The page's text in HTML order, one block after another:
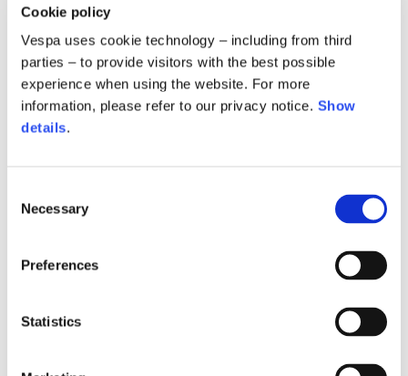
Cookie policy
Vespa uses cookie technology – including from third
parties – to provide visitors with the best possible
experience when using the website. For more
information, please refer to our privacy notice. Show
details.
Selection
Necessary
Preferences
Statistics
Denim shorts
Denim mini skirt